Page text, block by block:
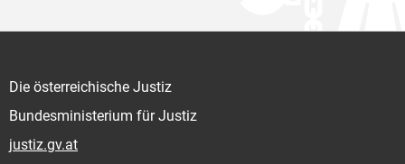
Die österreichische Justiz
Bundesministerium für Justiz
justiz.gv.at